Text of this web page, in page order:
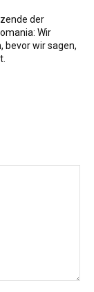
der
Wir
bevor wir sagen,